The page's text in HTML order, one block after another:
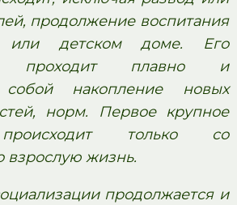
продолжение воспитания
или детском доме. Его
проходит плавно и
собой накопление новых
норм. Первое крупное
только со
взрослую жизнь.
продолжается и